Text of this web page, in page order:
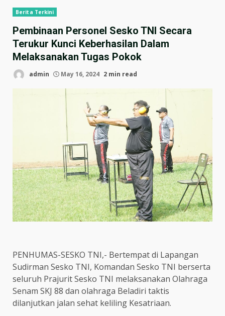
Berita Terkini
Pembinaan Personel Sesko TNI Secara
Terukur Kunci Keberhasilan Dalam
Melaksanakan Tugas Pokok
admin May 16, 2024 2 min read
PENHUMAS-SESKO TNI,- Bertempat di Lapangan
Sudirman Sesko TNI, Komandan Sesko TNI berserta
seluruh Prajurit Sesko TNI melaksanakan Olahraga
Senam SKJ 88 dan olahraga Beladiri taktis
dilanjutkan jalan sehat keliling Kesatriaan.